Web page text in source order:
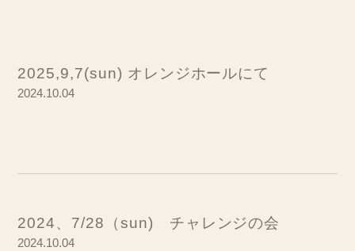
2025,9,7(sun) オレンジホールにて
2024.10.04
2024、7/28（sun) チャレンジの会
2024.10.04